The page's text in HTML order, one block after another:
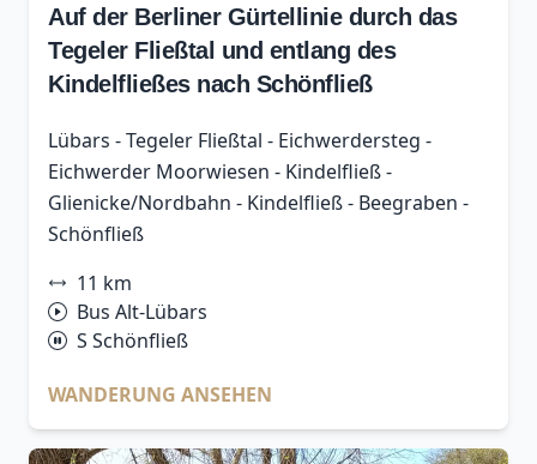
Auf der Berliner Gürtellinie durch das
Tegeler Fließtal und entlang des
Kindelfließes nach Schönfließ
Lübars - Tegeler Fließtal - Eichwerdersteg -
Eichwerder Moorwiesen - Kindelfließ -
Glienicke/Nordbahn - Kindelfließ - Beegraben -
Schönfließ
11 km
Bus Alt-Lübars
S Schönfließ
WANDERUNG ANSEHEN